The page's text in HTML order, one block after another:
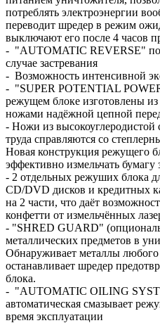
потреблять электроэнергии
переводит шредер в режим
выключают его после 4 часов
- "AUTOMATIC REVERSE"
случае застревания
- Возможность интенсивной
- "SUPER POTENTIAL
режущем блоке изготовлены
ножами надёжной цепной
- Ножи из
труда справляются со
Новая конструкция режущего
эффективно измельчать бумагу
- 2 отдельных режуших блока
CD/DVD дисков и кредитных
на 2 части, что даёт
конфетти от измельчённых
- "SHRED GUARD"
металлических предметов в
Обнаруживает металлы любого
останавливает шредер
блока.
- "AUTOMATIC OILING
автоматическая смазывает
время эксплуатации